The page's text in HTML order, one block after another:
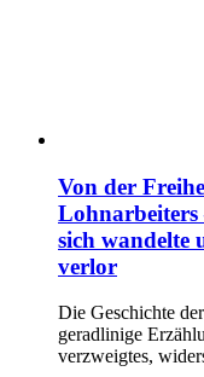
Von der
Lohnarbeiters
sich wandelte
verlor
Die Geschichte
geradlinige
verzweigtes,